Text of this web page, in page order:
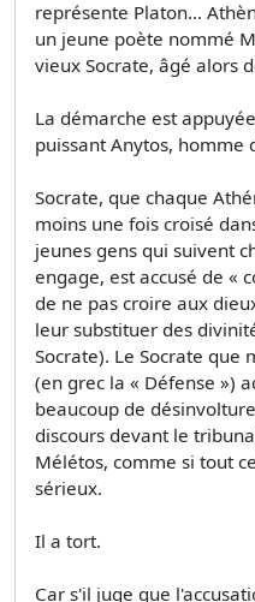
représente Platon...
un jeune poète nommé
vieux Socrate, âgé alors
La démarche est
puissant Anytos, homme
Socrate, que chaque
moins une fois croisé
jeunes gens qui suivent
engage, est accusé de «
de ne pas croire aux
leur substituer des
Socrate). Le Socrate que
(en grec la « Défense »)
beaucoup de
discours devant le
Mélétos, comme si tout
sérieux.
Il a tort.
Car s'il juge que